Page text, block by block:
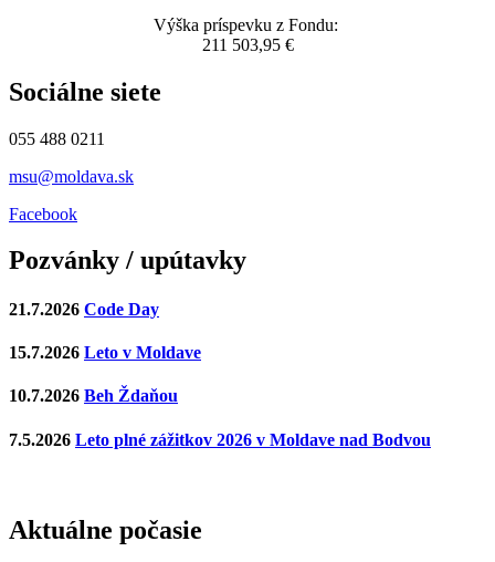
Výška príspevku z Fondu:
211 503,95 €
Sociálne siete
055 488 0211
msu@moldava.sk
Facebook
Pozvánky / upútavky
21.7.2026 Code Day
15.7.2026 Leto v Moldave
10.7.2026 Beh Ždaňou
7.5.2026 Leto plné zážitkov 2026 v Moldave nad Bodvou
Aktuálne počasie